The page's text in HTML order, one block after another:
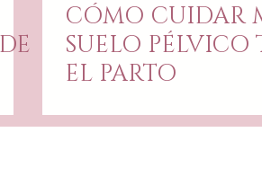
CÓMO CUIDAR
SUELO PÉLVICO
EL PARTO